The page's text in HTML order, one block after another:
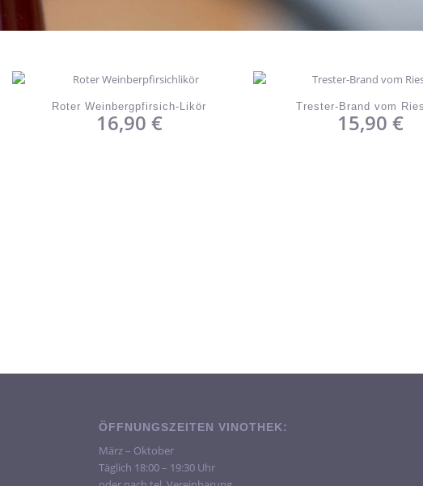
Roter Weinbergpfirsich-Likör
16,90 €
Trester-Brand vom
15,90€
ÖFFNUNGSZEITEN VINOTHEK:
März – Oktober
Täglich 18:00 – 19:30 Uhr